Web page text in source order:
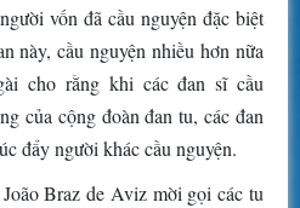
vốn đã cầu nguyện đặc biệt
này, cầu nguyện nhiều hơn nữa
cho rằng khi các đan sĩ cầu
của cộng đoàn đan tu, các đan
đẩy người khác cầu nguyện.
Braz de Aviz mời gọi các tu